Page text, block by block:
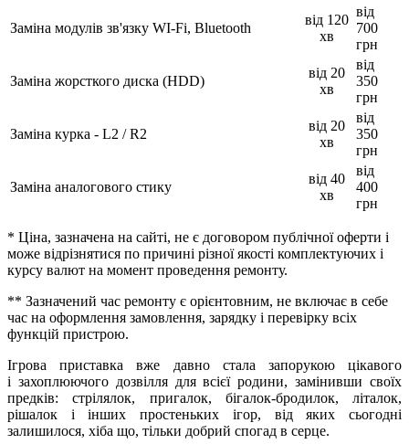
Заміна модулів зв'язку WI-Fi, Bluetooth
від 120
хв
від
700
грн
Заміна жорсткого диска (HDD)
від 20
хв
від
350
грн
Заміна курка - L2 / R2
від 20
хв
від
350
грн
Заміна аналогового стику
від 40
хв
від
400
грн
* Ціна, зазначена на сайті, не є договором публічної оферти і
може відрізнятися по причині різної якості комплектуючих і
курсу валют на момент проведення ремонту.
** Зазначений час ремонту є орієнтовним, не включає в себе
час на оформлення замовлення, зарядку і перевірку всіх
функцій пристрою.
Ігрова приставка вже давно стала запорукою цікавого
і захоплюючого дозвілля для всієї родини, замінивши своїх
предків: стрілялок, пригалок, бігалок-бродилок, літалок,
рішалок і інших простеньких ігор, від яких сьогодні
залишилося, хіба що, тільки добрий спогад в серце.